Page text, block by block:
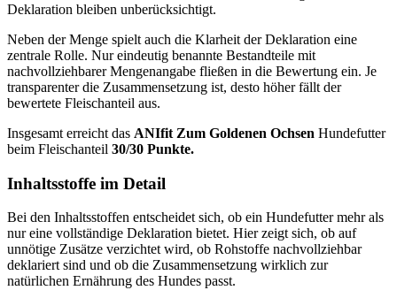
Deklaration bleiben unberücksichtigt.
Neben der Menge spielt auch die Klarheit der Deklaration eine
zentrale Rolle. Nur eindeutig benannte Bestandteile mit
nachvollziehbarer Mengenangabe fließen in die Bewertung ein. Je
transparenter die Zusammensetzung ist, desto höher fällt der
bewertete Fleischanteil aus.
Insgesamt erreicht das ANIfit Zum Goldenen Ochsen Hundefutter
beim Fleischanteil 30/30 Punkte.
Inhaltsstoffe im Detail
Bei den Inhaltsstoffen entscheidet sich, ob ein Hundefutter mehr als
nur eine vollständige Deklaration bietet. Hier zeigt sich, ob auf
unnötige Zusätze verzichtet wird, ob Rohstoffe nachvollziehbar
deklariert sind und ob die Zusammensetzung wirklich zur
natürlichen Ernährung des Hundes passt.